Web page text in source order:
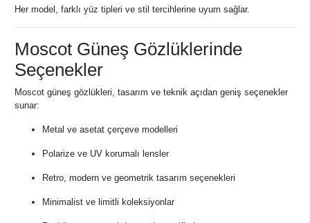
Her model, farklı yüz tipleri ve stil tercihlerine uyum sağlar.
Moscot Güneş Gözlüklerinde
Seçenekler
Moscot güneş gözlükleri, tasarım ve teknik açıdan geniş seçenekler
sunar:
Metal ve asetat çerçeve modelleri
Polarize ve UV korumalı lensler
Retro, modern ve geometrik tasarım seçenekleri
Minimalist ve limitli koleksiyonlar